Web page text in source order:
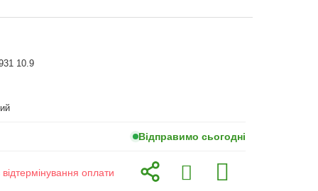
10.9
Відправимо сьогодні
оплати